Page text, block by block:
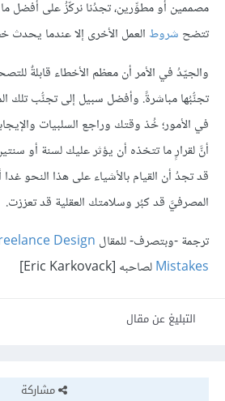
مصممين أو مطوِّرين، تجدُنا نركّزُ على أفضل ما
تتضح شروطالعمل الأخرى إلا عندما يحدث
والجيّدُ في الأمر أن معظم الأخطاء قابلةٌ
تجنُّبُها مباشرةً. وأفضل سبيل إلى تجنُّب تلك
في الأمور؛ خُذ وقتك وراجع السلبيات
أنَّ لقرارٍ ما تتخذه أن يؤثر عليك لسنة أو
قد تجدُ أن القيام بالأشياء على هذا النحو
المصرفيَّ قد كبُر وسلامتك العقلية قد تعززت.
ترجمة -وبتصرف- للمقال Design
Mistakesلصاحبه [Eric Karkovack]
التبليغ عن مقال
مشاركة